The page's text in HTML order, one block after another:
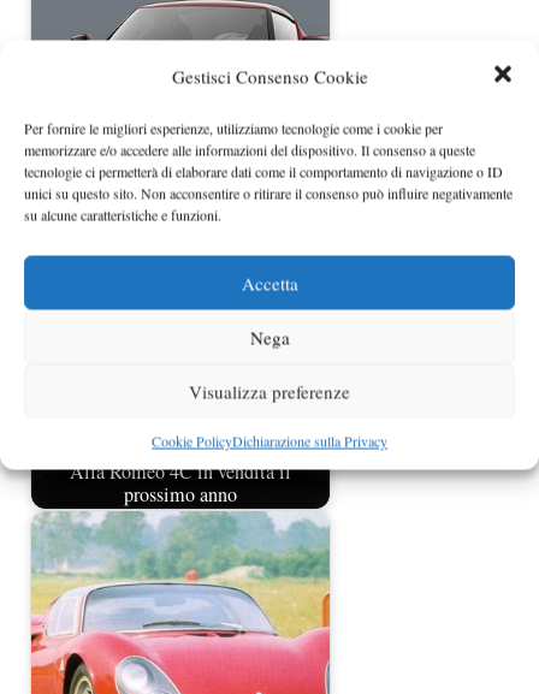
Gestisci Consenso Cookie
Per fornire le migliori esperienze, utilizziamo tecnologie come i cookie per
memorizzare e/o accedere alle informazioni del dispositivo. Il consenso a queste
tecnologie ci permetterà di elaborare dati come il comportamento di navigazione o ID
unici su questo sito. Non acconsentire o ritirare il consenso può influire negativamente
su alcune caratteristiche e funzioni.
Accetta
Nega
Visualizza preferenze
Cookie PolicyDichiarazione sulla Privacy
Alfa Romeo 4C Concept presentata a
Ginevra
Alfa Romeo 4C in vendita il
prossimo anno